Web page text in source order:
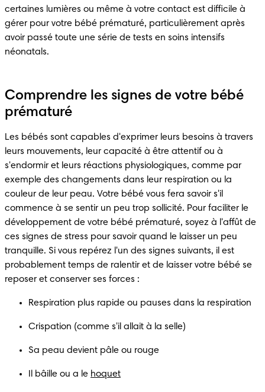
certaines lumières ou même à votre contact est difficile à
gérer pour votre bébé prématuré, particulièrement après
avoir passé toute une série de tests en soins intensifs
néonatals.
Comprendre les signes de votre bébé
prématuré
Les bébés sont capables d'exprimer leurs besoins à travers
leurs mouvements, leur capacité à être attentif ou à
s'endormir et leurs réactions physiologiques, comme par
exemple des changements dans leur respiration ou la
couleur de leur peau. Votre bébé vous fera savoir s'il
commence à se sentir un peu trop sollicité. Pour faciliter le
développement de votre bébé prématuré, soyez à l'affût de
ces signes de stress pour savoir quand le laisser un peu
tranquille. Si vous repérez l'un des signes suivants, il est
probablement temps de ralentir et de laisser votre bébé se
reposer et conserver ses forces :
Respiration plus rapide ou pauses dans la respiration
Crispation (comme s'il allait à la selle)
Sa peau devient pâle ou rouge
Il bâille ou a le hoquet